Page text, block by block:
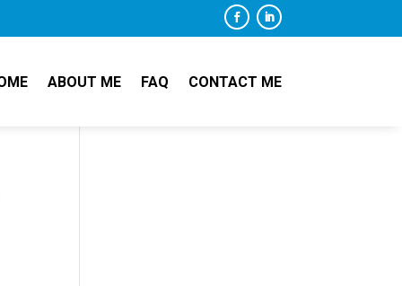
ABOUT ME FAQ CONTACT ME